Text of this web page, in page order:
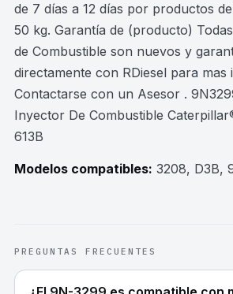
de 7 días a 12 días por productos
50 kg. Garantía de (producto)
de Combustible son nuevos y
directamente con RDiesel para mas
Contactarse con un Asesor .
Inyector De Combustible
613B
Modelos compatibles: 3208, D3B,
PREGUNTAS FRECUENTES